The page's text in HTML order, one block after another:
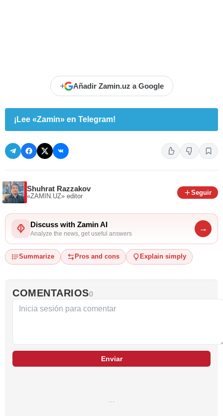
+ Añadir Zamin.uz a Google
¡Lee «Zamin» en Telegram!
Shuhrat Razzakov
«ZAMIN.UZ» editor
Seguir
Discuss with Zamin AI
Analyze the news, get useful answers
→
Summarize Pros and cons Explain simply
COMENTARIOS0
Enviar
…